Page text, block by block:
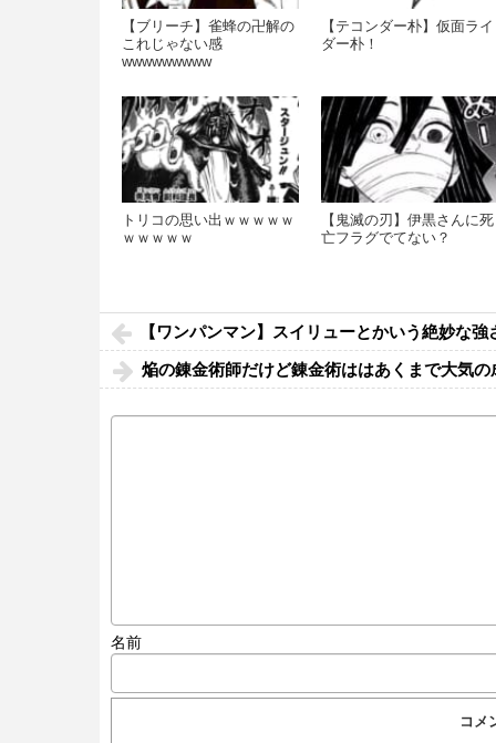
【ブリーチ】雀蜂の卍解の
これじゃない感
wwwwwwwww
【テコンダー朴】仮面ライ
ダー朴！
トリコの思い出ｗｗｗｗｗ
ｗｗｗｗｗ
【鬼滅の刃】伊黒さんに死
亡フラグでてない？
【ワンパンマン】スイリューとかいう絶妙な
焔の錬金術師だけど錬金術ははあくまで大気
名前